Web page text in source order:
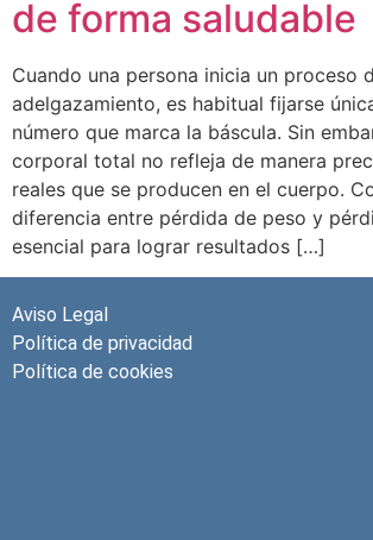
de forma saludable
Cuando una persona inicia un proceso
adelgazamiento, es habitual fijarse
número que marca la báscula. Sin
corporal total no refleja de manera
reales que se producen en el cuerpo.
diferencia entre pérdida de peso y
esencial para lograr resultados […]
Aviso Legal
Política de privacidad
Política de cookies